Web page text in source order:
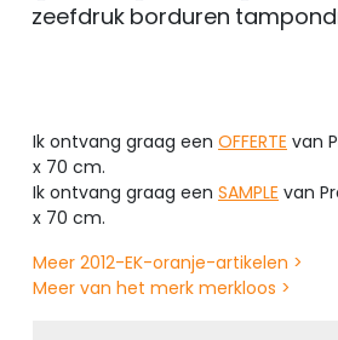
zeefdruk borduren
Ik ontvang graag een OFFERTE van
x 70 cm.
Ik ontvang graag een SAMPLE van
x 70 cm.
Meer 2012-EK-oranje-artikelen >
Meer van het merk merkloos >